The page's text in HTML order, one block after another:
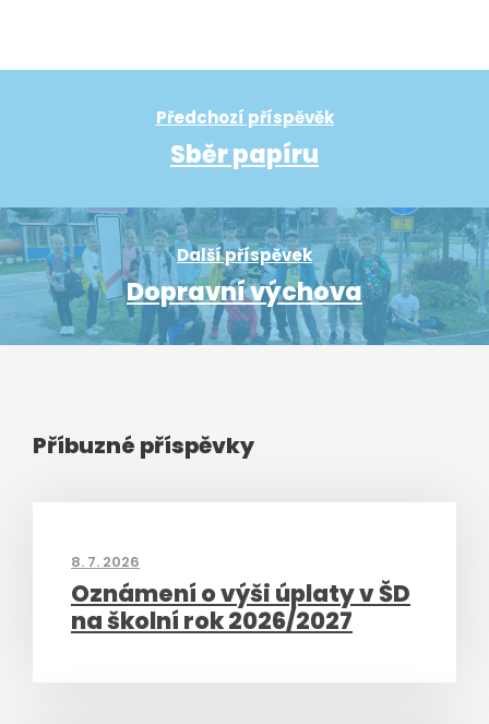
Předchozí příspěvěk
Sběr papíru
Další příspěvek
Dopravní výchova
Příbuzné příspěvky
8. 7. 2026
Oznámení o výši úplaty v ŠD
na školní rok 2026/2027